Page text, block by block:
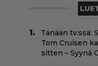
Tänään tv:ssä:
Tom Cruisen
sitten – Syynä